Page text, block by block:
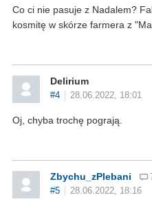
Co ci nie pasuje z Nadalem?
kosmitę w skórze farmera z
Delirium
#4 28.06.2022, 18:01
Oj, chyba trochę pograją.
Zbychu_zPlebani
#5
28.06.2022, 18:16